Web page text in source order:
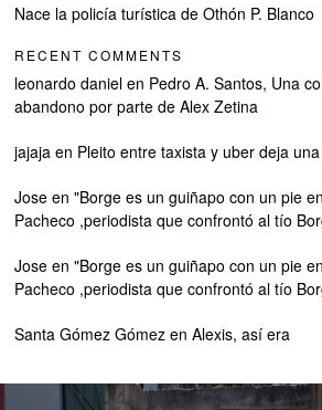
Nace la policía turística de Othón P. Blanco
RECENT COMMENTS
leonardo daniel en Pedro A. Santos, Una
abandono por parte de Alex Zetina
jajaja en Pleito entre taxista y uber deja
Jose en"Borge es un guiñapo con un pie
Pacheco ,periodista que confrontó al tío
Jose en"Borge es un guiñapo con un pie
Pacheco ,periodista que confrontó al tío
Santa Gómez Gómez enAlexis, así era